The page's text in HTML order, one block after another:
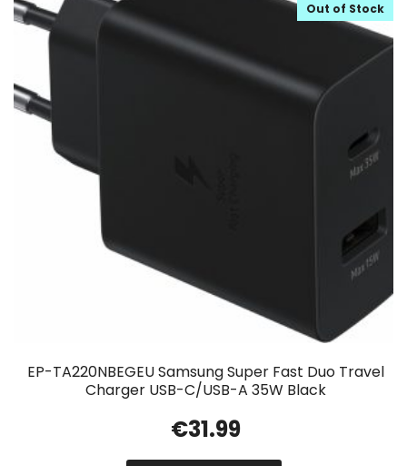
EP-TA220NBEGEU Samsung Super Fast Duo Travel
Charger USB-C/USB-A 35W Black
Out of Stock
€31.99